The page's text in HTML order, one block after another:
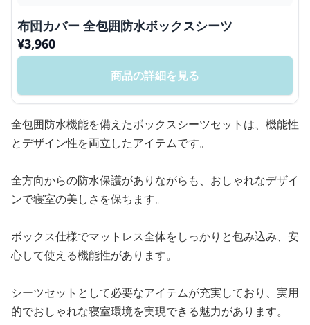
布団カバー 全包囲防水ボックスシーツ
¥3,960
商品の詳細を見る
全包囲防水機能を備えたボックスシーツセットは、機能性
とデザイン性を両立したアイテムです。
全方向からの防水保護がありながらも、おしゃれなデザイ
ンで寝室の美しさを保ちます。
ボックス仕様でマットレス全体をしっかりと包み込み、安
心して使える機能性があります。
シーツセットとして必要なアイテムが充実しており、実用
的でおしゃれな寝室環境を実現できる魅力があります。